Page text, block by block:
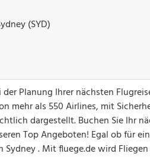
(SYD)
der Planung Ihrer nächsten
mehr als 550 Airlines, mit
dargestellt. Buchen Sie Ihr
Top Angeboten! Egal ob für
Sydney . Mit fluege.de wird